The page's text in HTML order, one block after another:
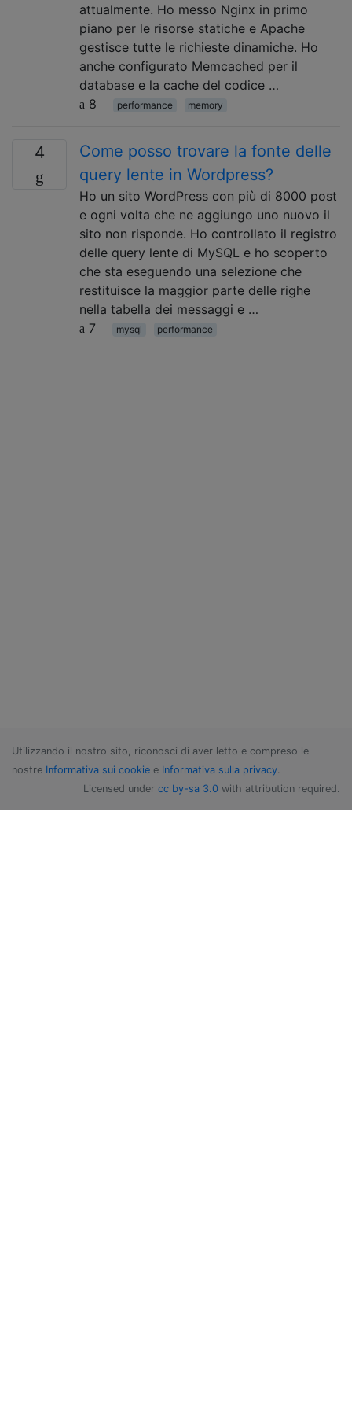
attualmente. Ho messo Nginx in primo
piano per le risorse statiche e Apache
gestisce tutte le richieste dinamiche. Ho
anche configurato Memcached per il
database e la cache del codice …
8
performance memory
4
Come posso trovare la fonte delle
query lente in Wordpress?
Ho un sito WordPress con più di 8000 post
e ogni volta che ne aggiungo uno nuovo il
sito non risponde. Ho controllato il registro
delle query lente di MySQL e ho scoperto
che sta eseguendo una selezione che
restituisce la maggior parte delle righe
nella tabella dei messaggi e …
7
mysql performance
Utilizzando il nostro sito, riconosci di aver letto e compreso le
nostre Informativa sui cookie e Informativa sulla privacy.
Licensed under cc by-sa 3.0 with attribution required.